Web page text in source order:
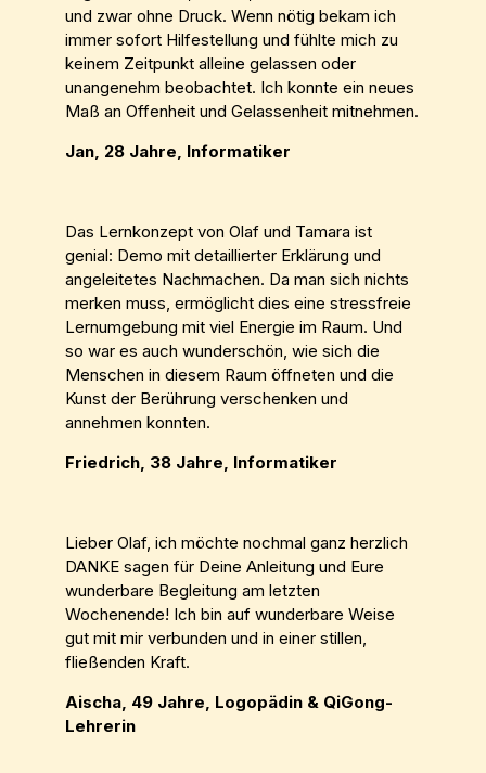
und zwar ohne Druck. Wenn nötig bekam ich
immer sofort Hilfestellung und fühlte mich zu
keinem Zeitpunkt alleine gelassen oder
unangenehm beobachtet. Ich konnte ein neues
Maß an Offenheit und Gelassenheit mitnehmen.
Jan, 28 Jahre, Informatiker
Das Lernkonzept von Olaf und Tamara ist
genial: Demo mit detaillierter Erklärung und
angeleitetes Nachmachen. Da man sich nichts
merken muss, ermöglicht dies eine stressfreie
Lernumgebung mit viel Energie im Raum. Und
so war es auch wunderschön, wie sich die
Menschen in diesem Raum öffneten und die
Kunst der Berührung verschenken und
annehmen konnten.
Friedrich, 38 Jahre, Informatiker
Lieber Olaf, ich möchte nochmal ganz herzlich
DANKE sagen für Deine Anleitung und Eure
wunderbare Begleitung am letzten
Wochenende! Ich bin auf wunderbare Weise
gut mit mir verbunden und in einer stillen,
fließenden Kraft.
Aischa, 49 Jahre, Logopädin & QiGong-
Lehrerin